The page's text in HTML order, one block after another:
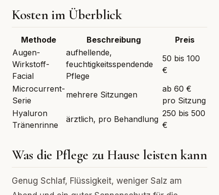
Kosten im Überblick
Methode Beschreibung
Preis
Augen-
Wirkstoff-
Facial
aufhellende,
feuchtigkeitsspendende
Pflege
50 bis 100
€
Microcurrent-
Serie
mehrere Sitzungen
ab 60 €
pro Sitzung
Hyaluron
Tränenrinne
ärztlich, pro Behandlung
250 bis 500
€
Was die Pflege zu Hause leisten kann
Genug Schlaf, Flüssigkeit, weniger Salz am